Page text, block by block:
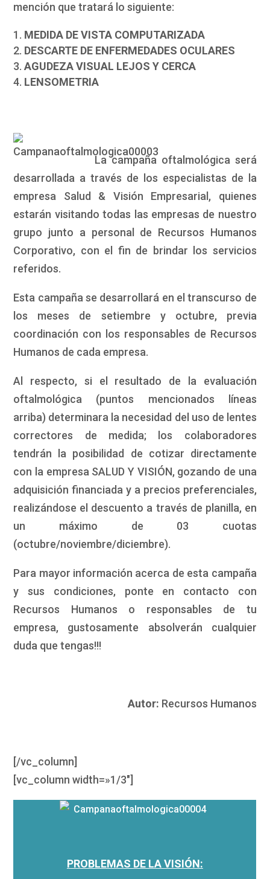
mención que tratará lo siguiente:
MEDIDA DE VISTA COMPUTARIZADA
DESCARTE DE ENFERMEDADES OCULARES
AGUDEZA VISUAL LEJOS Y CERCA
LENSOMETRIA
La campaña oftalmológica será
desarrollada a través de los especialistas de la
empresa Salud & Visión Empresarial, quienes
estarán visitando todas las empresas de nuestro
grupo junto a personal de Recursos Humanos
Corporativo, con el fin de brindar los servicios
referidos.
Esta campaña se desarrollará en el transcurso de
los meses de setiembre y octubre, previa
coordinación con los responsables de Recursos
Humanos de cada empresa.
Al respecto, si el resultado de la evaluación
oftalmológica (puntos mencionados líneas
arriba) determinara la necesidad del uso de lentes
correctores de medida; los colaboradores
tendrán la posibilidad de cotizar directamente
con la empresa SALUD Y VISIÓN, gozando de una
adquisición financiada y a precios preferenciales,
realizándose el descuento a través de planilla, en
un máximo de 03 cuotas
(octubre/noviembre/diciembre).
Para mayor información acerca de esta campaña
y sus condiciones, ponte en contacto con
Recursos Humanos o responsables de tu
empresa, gustosamente absolverán cualquier
duda que tengas!!!
Autor: Recursos Humanos
[/vc_column]
[vc_column width=»1/3″]
PROBLEMAS DE LA VISIÓN: